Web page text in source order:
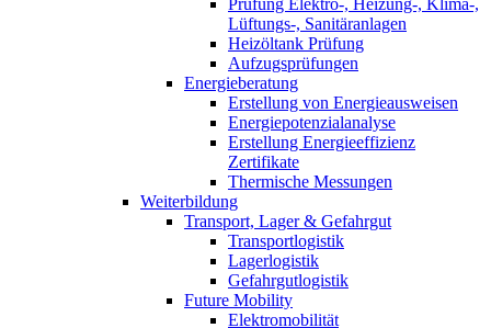
Lüftungs-, Sanitäranlagen
Heizöltank Prüfung
Aufzugsprüfungen
Energieberatung
Erstellung von Energieausweisen
Energiepotenzialanalyse
Erstellung Energieeffizienz
Zertifikate
Thermische Messungen
Weiterbildung
Transport, Lager & Gefahrgut
Transportlogistik
Lagerlogistik
Gefahrgutlogistik
Future Mobility
Elektromobilität